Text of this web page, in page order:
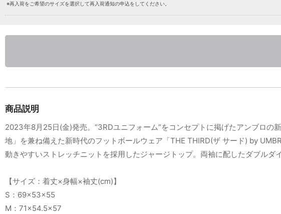
※再入荷をご希望のサイズを選択して再入荷通知の申込をしてください。
商品説明
2023年8月25日(金)発売。“3RDユニフォーム”をコンセプトに掲げたアンブロ
地」を兼ね備えた新時代のフットボールウェア「THE THIRD(ザ サード) by
動きやすいストレッチニットを採用したジャージトップ。両袖に配したダブルダ
【サイズ：着丈×身幅×袖丈(cm)】
S：69×53×55
M：71×54.5×57